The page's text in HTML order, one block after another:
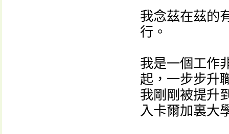
我念茲在茲的
行。
我是一個工作
起，一步步升
我剛剛被提升
入卡爾加裏大